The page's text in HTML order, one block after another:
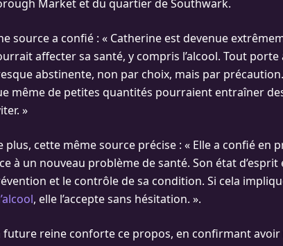
Market et du quartier de Southwark.
source a confié : « Catherine est devenue
affecter sa santé, y compris l’alcool. Tout porte
abstinente, non par choix, mais par
même de petites quantités pourraient entraîner
»
plus, cette même source précise : « Elle a confié en
à un nouveau problème de santé. Son état
et le contrôle de sa condition. Si cela
, elle l’accepte sans hésitation. ».
future reine conforte ce propos, en confirmant